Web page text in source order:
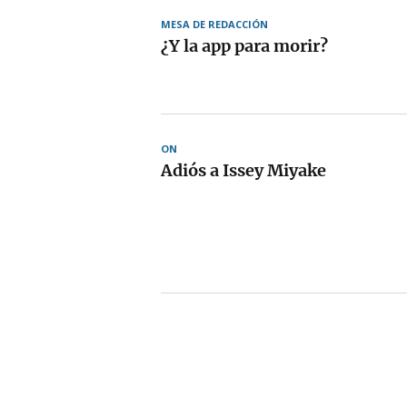
MESA DE REDACCIÓN
¿Y la app para morir?
ON
Adiós a Issey Miyake